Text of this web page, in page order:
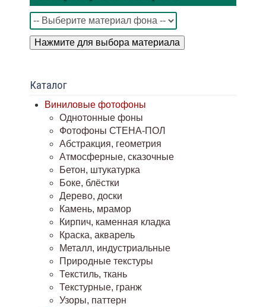
Нажмите для выбора материала
Каталог
Виниловые фотофоны
Однотонные фоны
Фотофоны СТЕНА-ПОЛ
Абстракция, геометрия
Атмосферные, сказочные
Бетон, штукатурка
Боке, блёстки
Дерево, доски
Камень, мрамор
Кирпич, каменная кладка
Краска, акварель
Металл, индустриальные
Природные текстуры
Текстиль, ткань
Текстурные, гранж
Узоры, паттерн